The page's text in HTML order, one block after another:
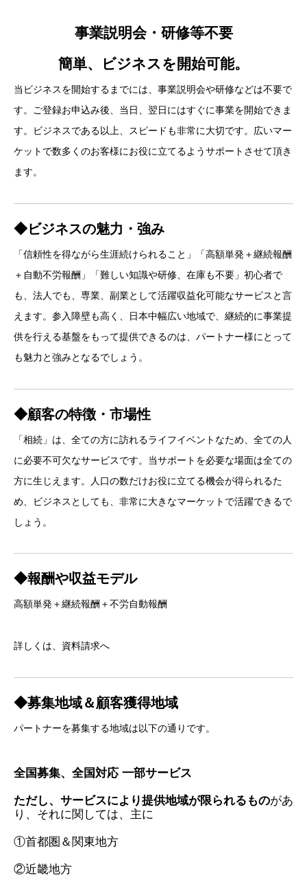
事業説明会・研修等不要
簡単、ビジネスを開始可能。
当ビジネスを開始するまでには、事業説明会や研修などは不要で
す。ご登録お申込み後、当日、翌日にはすぐに事業を開始できま
す。ビジネスである以上、スピードも非常に大切です。広いマー
ケットで数多くのお客様にお役に立てるようサポートさせて頂き
ます。
◆ビジネスの魅力・強み
「信頼性を得ながら生涯続けられること」「高額単発＋継続報酬
＋自動不労報酬」「難しい知識や研修、在庫も不要」初心者で
も、法人でも、専業、副業として活躍収益化可能なサービスと言
えます。参入障壁も高く、日本中幅広い地域で、継続的に事業提
供を行える基盤をもって提供できるのは、パートナー様にとって
も魅力と強みとなるでしょう。
◆顧客の特徴・市場性
「相続」は、全ての方に訪れるライフイベントなため、全ての人
に必要不可欠なサービスです。当サポートを必要な場面は全ての
方に生じえます。人口の数だけお役に立てる機会が得られるた
め、ビジネスとしても、非常に大きなマーケットで活躍できるで
しょう。
◆報酬や収益モデル
高額単発＋継続報酬＋不労自動報酬
詳しくは、資料請求へ
◆募集地域＆顧客獲得地域
パートナーを募集する地域は以下の通りです。
全国募集、全国対応 一部サービス
ただし、サービスにより提供地域が限られるものがあ
り、それに関しては、主に
①首都圏＆関東地方
②近畿地方